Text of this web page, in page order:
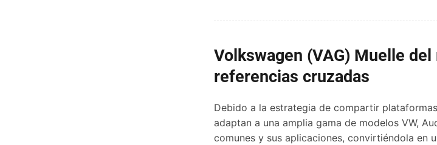
Volkswagen (VAG) Muelle
referencias cruzadas
Debido a la estrategia de compartir
adaptan a una amplia gama de modelos VW,
comunes y sus aplicaciones, convirtiéndola en